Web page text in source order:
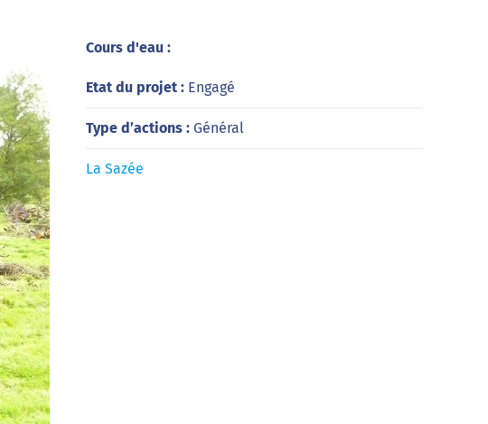
Cours d'eau :
Etat du projet : Engagé
Type d’actions : Général
La Sazée